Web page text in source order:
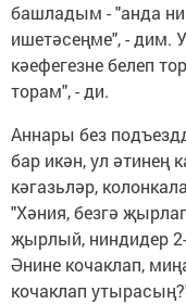
башладым - "анда
ишетәсеңме", - дим.
кәефегезне белеп
торам", - ди.
Аннары без
бар икән, ул әтинең
кәгазьләр,
"Хәния, безгә
җырлый, ниндидер 2-
Әнине кочаклап,
кочаклап